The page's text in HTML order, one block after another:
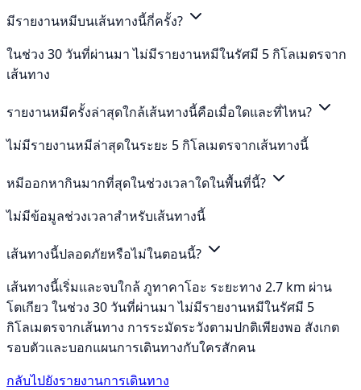
มีรายงานหมีบนเส้นทางนี้กี่ครั้ง?
ในช่วง 30 วันที่ผ่านมา ไม่มีรายงานหมีในรัศมี 5 กิโลเมตรจาก
เส้นทาง
รายงานหมีครั้งล่าสุดใกล้เส้นทางนี้คือเมื่อใดและที่ไหน?
ไม่มีรายงานหมีล่าสุดในระยะ 5 กิโลเมตรจากเส้นทางนี้
หมีออกหากินมากที่สุดในช่วงเวลาใดในพื้นที่นี้?
ไม่มีข้อมูลช่วงเวลาสำหรับเส้นทางนี้
เส้นทางนี้ปลอดภัยหรือไม่ในตอนนี้?
เส้นทางนี้เริ่มและจบใกล้ ภูทาคาโอะ ระยะทาง 2.7 km ผ่าน
โตเกียว ในช่วง 30 วันที่ผ่านมา ไม่มีรายงานหมีในรัศมี 5
กิโลเมตรจากเส้นทาง การระมัดระวังตามปกติเพียงพอ สังเกต
รอบตัวและบอกแผนการเดินทางกับใครสักคน
กลับไปยังรายงานการเดินทาง